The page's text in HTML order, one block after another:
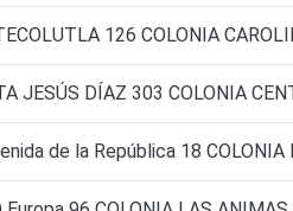
126 COLONIA
JESÚS DÍAZ 303 COLONIA
de la República 18